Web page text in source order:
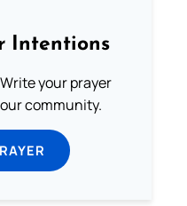
Intentions
your prayer
community.